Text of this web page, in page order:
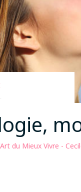
du Mieux Vivre -